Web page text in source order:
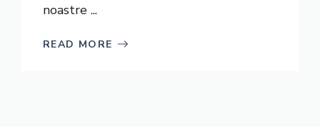
noastre ...
READ MORE